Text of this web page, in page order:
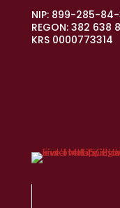
NIP: 899-285-
REGON: 382 638
KRS 0000773314